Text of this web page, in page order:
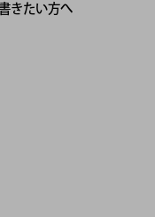
きたい方へ